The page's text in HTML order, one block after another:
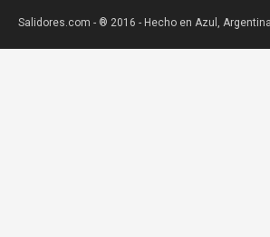
Salidores.com - ® 2016 - Hecho en Azul,